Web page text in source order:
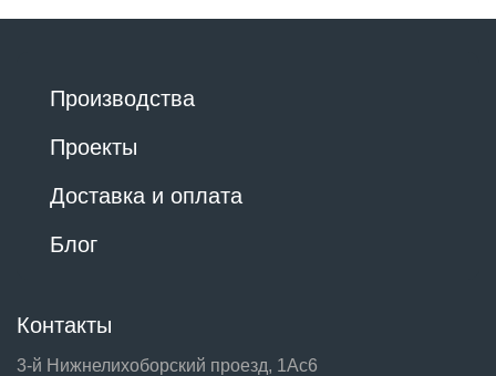
Производства
Проекты
Доставка и оплата
Блог
Контакты
3-й Нижнелихоборский проезд, 1Ас6